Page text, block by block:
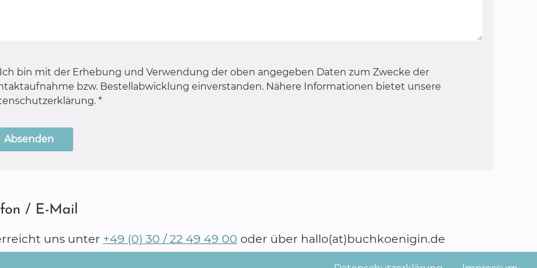
Ich bin mit der Erhebung und Verwendung der oben angegeben Daten zum Zwecke der
bzw. Bestellabwicklung einverstanden. Nähere Informationen bietet unsere
*
Absenden
/ E-Mail
uns unter +49 (0) 30 / 22 49 49 00 oder über hallo(at)buchkoenigin.de